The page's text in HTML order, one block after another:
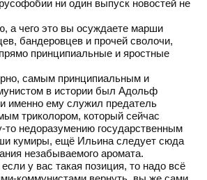
ни один выпуск новостей не
а чего это вы осуждаете марши
бандеровцев и прочей сволочи,
принципиальные и яростные
самым принципиальным и
в истории был Адольф
именно ему служил предатель
триколором, который сейчас
то недоразумению государственным
кумиры, ещё Ильина следует сюда
незабываемого аромата.
у вас такая позиция, то надо всё